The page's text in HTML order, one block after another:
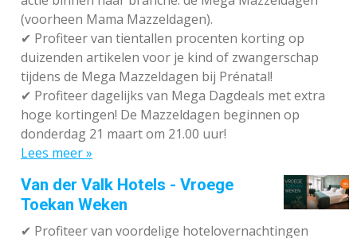
(voorheen Mama Mazzeldagen).
✔ Profiteer van tientallen procenten korting op
duizenden artikelen voor je kind of zwangerschap
tijdens de Mega Mazzeldagen bij Prénatal!
✔ Profiteer dagelijks van Mega Dagdeals met extra
hoge kortingen! De Mazzeldagen beginnen op
donderdag 21 maart om 21.00 uur!
Lees meer »
Van der Valk Hotels - Vroege
Toekan Weken
✔ Profiteer van voordelige hotelovernachtingen